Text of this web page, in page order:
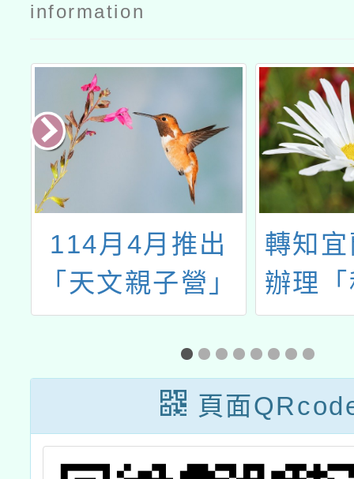
information
114月4月推出
「天文親子營」
天文館一日遊活
轉知
辦理
教學
群暨
果交
計畫-
頁面